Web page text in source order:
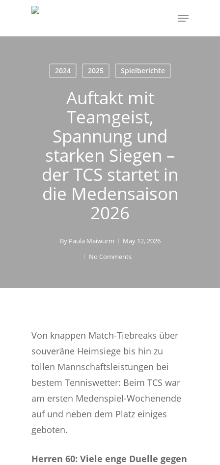
main
Menu
2024 2025 Spielberichte
Auftakt mit
Teamgeist,
Spannung und
starken Siegen –
der TCS startet in
die Medensaison
2026
By Paula Maiwurm
May 12, 2026
No Comments
Von knappen Match-Tiebreaks über
souveräne Heimsiege bis hin zu
tollen Mannschaftsleistungen bei
bestem Tenniswetter: Beim TCS war
am ersten Medenspiel-Wochenende
auf und neben dem Platz einiges
geboten.
Herren 60: Viele enge Duelle gegen